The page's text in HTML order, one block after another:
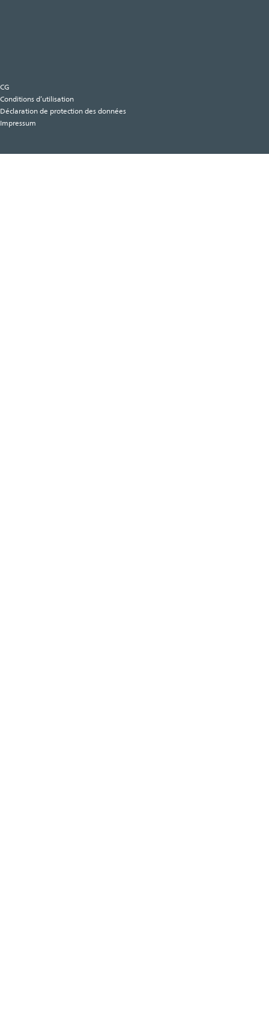
CG
Conditions d’utilisation
Déclaration de protection des données
Impressum